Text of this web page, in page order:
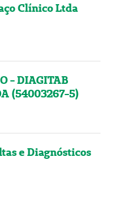
Clínico Ltda
- DIAGITAB
(54003267-5)
e Diagnósticos